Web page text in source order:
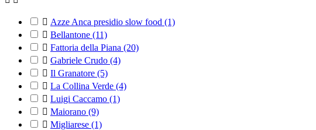
 Azze Anca presidio slow food (1)
 Bellantone (11)
 Fattoria della Piana (20)
 Gabriele Crudo (4)
 Il Granatore (5)
 La Collina Verde (4)
 Luigi Caccamo (1)
 Maiorano (9)
 Migliarese (1)